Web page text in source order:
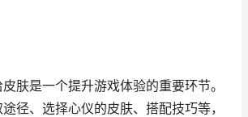
肤是一个提升游戏体验的重要环节。
径、选择心仪的皮肤、搭配技巧等，